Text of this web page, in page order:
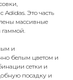
Adidas. Это часть
массивные
гаммой.
и
белым цветом и
сетки и
посадку и